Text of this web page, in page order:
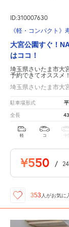
ID:310007630
《軽・コンパクト
大宮公園すぐ！
はココ！
埼玉県さいたま市大
予約できてオススメ！
埼玉県さいたま市大
駐車場形式
全長
軽 コ 中型
¥550 / 24
353 人がお気に